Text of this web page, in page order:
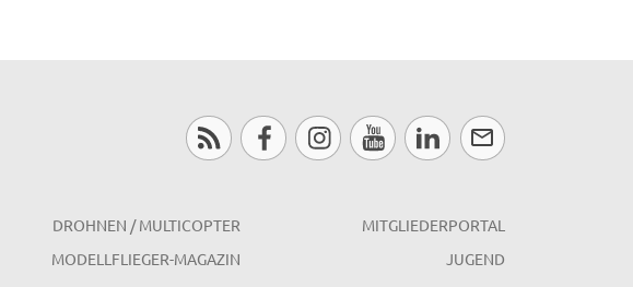
DROHNEN / MULTICOPTER
MODELLFLIEGER-MAGAZIN
MITGLIEDERPORTAL
JUGEND